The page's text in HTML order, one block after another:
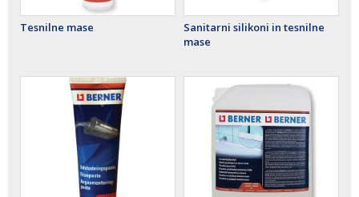
Tesnilne mase
Sanitarni silikoni in tesnilne
mase